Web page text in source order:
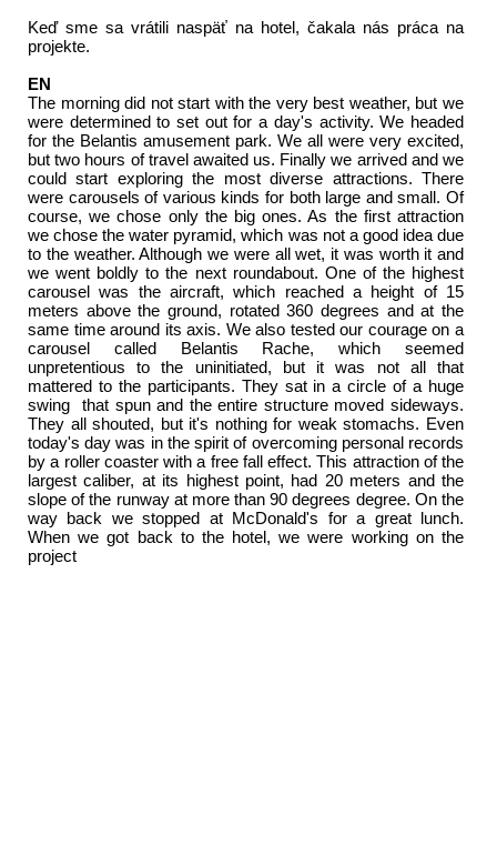
Keď sme sa vrátili naspäť na hotel, čakala nás práca na
projekte.
EN
The morning did not start with the very best weather, but we
were determined to set out for a day's activity. We headed
for the Belantis amusement park. We all were very excited,
but two hours of travel awaited us. Finally we arrived and we
could start exploring the most diverse attractions. There
were carousels of various kinds for both large and small. Of
course, we chose only the big ones. As the first attraction
we chose the water pyramid, which was not a good idea due
to the weather. Although we were all wet, it was worth it and
we went boldly to the next roundabout. One of the highest
carousel was the aircraft, which reached a height of 15
meters above the ground, rotated 360 degrees and at the
same time around its axis. We also tested our courage on a
carousel called Belantis Rache, which seemed
unpretentious to the uninitiated, but it was not all that
mattered to the participants. They sat in a circle of a huge
swing that spun and the entire structure moved sideways.
They all shouted, but it's nothing for weak stomachs. Even
today's day was in the spirit of overcoming personal records
by a roller coaster with a free fall effect. This attraction of the
largest caliber, at its highest point, had 20 meters and the
slope of the runway at more than 90 degrees degree. On the
way back we stopped at McDonald's for a great lunch.
When we got back to the hotel, we were working on the
project